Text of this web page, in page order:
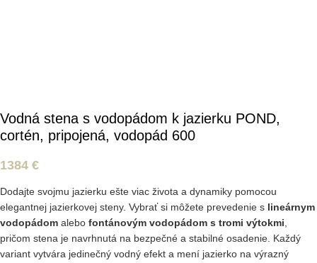
Vodná stena s vodopádom k jazierku POND,
cortén, pripojená, vodopád 600
1384 €
Dodajte svojmu jazierku ešte viac života a dynamiky pomocou
elegantnej jazierkovej steny. Vybrať si môžete prevedenie s lineárnym
vodopádom alebo fontánovým vodopádom s tromi výtokmi,
pričom stena je navrhnutá na bezpečné a stabilné osadenie. Každý
variant vytvára jedinečný vodný efekt a mení jazierko na výrazný